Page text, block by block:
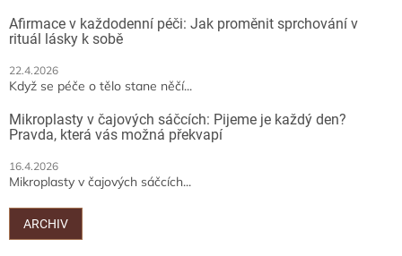
Afirmace v každodenní péči: Jak proměnit sprchování v
rituál lásky k sobě
22.4.2026
Když se péče o tělo stane něčí...
Mikroplasty v čajových sáčcích: Pijeme je každý den?
Pravda, která vás možná překvapí
16.4.2026
Mikroplasty v čajových sáčcích...
ARCHIV